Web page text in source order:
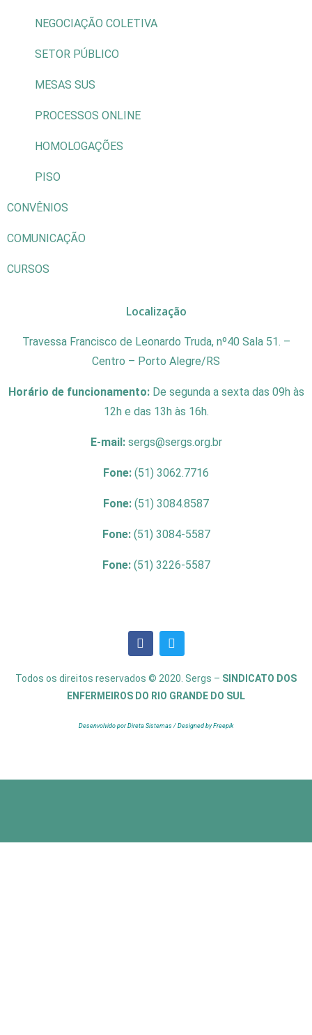
NEGOCIAÇÃO COLETIVA
SETOR PÚBLICO
MESAS SUS
PROCESSOS ONLINE
HOMOLOGAÇÕES
PISO
CONVÊNIOS
COMUNICAÇÃO
CURSOS
Localização
Travessa Francisco de Leonardo Truda, nº40 Sala 51. –
Centro – Porto Alegre/RS
Horário de funcionamento: De segunda a sexta das 09h às
12h e das 13h às 16h.
E-mail: sergs@sergs.org.br
Fone: (51) 3062.7716
Fone: (51) 3084.8587
Fone: (51) 3084-5587
Fone: (51) 3226-5587
Todos os direitos reservados © 2020. Sergs – SINDICATO DOS
ENFERMEIROS DO RIO GRANDE DO SUL
Desenvolvido por Direta Sistemas / Designed by Freepik